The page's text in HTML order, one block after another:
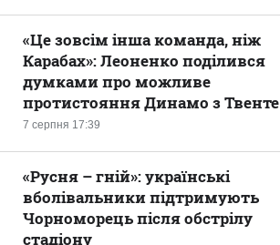
7 серпня 17:39
«Це зовсім інша команда, ніж
Карабах»: Леоненко поділився
думками про можливе
протистояння Динамо з Твенте
«Русня – гній»: українські
вболівальники підтримують
Чорноморець після обстрілу
стадіону